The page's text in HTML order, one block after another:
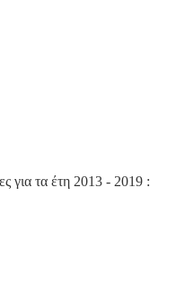
για τα έτη 2013 - 2019 :